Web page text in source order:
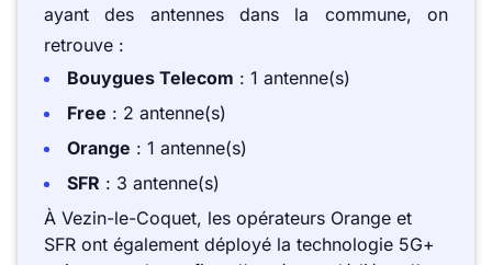
ayant des antennes dans la commune, on
retrouve :
Bouygues Telecom : 1 antenne(s)
Free : 2 antenne(s)
Orange : 1 antenne(s)
SFR : 3 antenne(s)
À Vezin-le-Coquet, les opérateurs Orange et
SFR ont également déployé la technologie 5G+